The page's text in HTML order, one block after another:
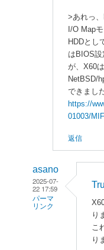
>あれっ
I/O Map
HDDとし
はBIOS
が、X60
NetBSD/
できまし
https://
01003/
返信
asano
2025-07-
22 17:59
パーマ
リンク
り
こ
り